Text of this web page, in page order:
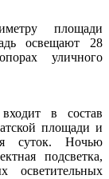
площади
освещают 28
уличного
в состав
площади и
суток. Ночью
подсветка,
осветительных